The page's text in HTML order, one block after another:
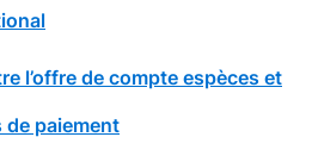
l’offre de compte espèces et
de paiement